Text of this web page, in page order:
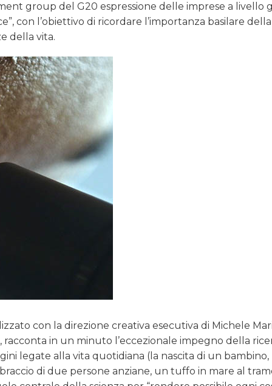
group del G20 espressione delle imprese a livello
con l’obiettivo di ricordare l’importanza basilare
della vita.
con la direzione creativa esecutiva di Michele
in un minuto l’eccezionale impegno della
legate alla vita quotidiana (la nascita di un bambino,
di due persone anziane, un tuffo in mare al